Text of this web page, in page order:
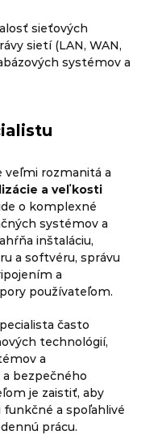
sieťových
sietí (LAN, WAN,
systémov a
veľmi rozmanitá a
a veľkosti
o komplexné
systémov a
inštaláciu,
a softvéru, správu
a
používateľom.
často
technológií,
a
bezpečného
je zaistiť, aby
a spoľahlivé
prácu.